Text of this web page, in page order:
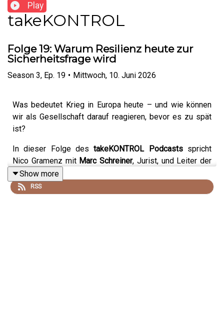
Play
takeKONTROL
Folge 19: Warum Resilienz heute zur
Sicherheitsfrage wird
Season 3, Ep. 19 • Mittwoch, 10. Juni 2026
Was bedeutet Krieg in Europa heute – und wie können
wir als Gesellschaft darauf reagieren, bevor es zu spät
ist?
In dieser Folge destakeKONTROL Podcastsspricht
Nico Gramenz mit Marc Schreiner, Jurist, und Leiter der
Berliner Krankenhausgesellschaft, über hybride
Bedrohungen, gesellschaftliche Resilienz und die Frage,
welche Rolle jeder Einzelne in Zeiten wachsender
Show more
RSS